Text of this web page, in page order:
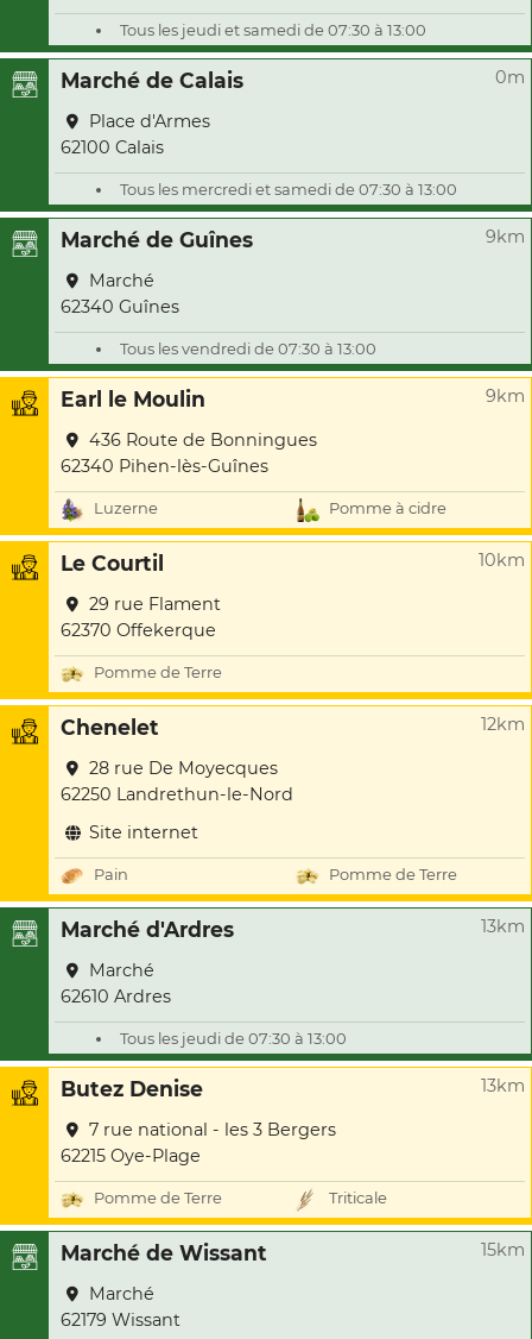
Tous les jeudi et samedi de 07:30 à 13:00
Marché de Calais 0m
Place d'Armes
62100 Calais
Tous les mercredi et samedi de 07:30 à 13:00
Marché de Guînes 9km
Marché
62340 Guînes
Tous les vendredi de 07:30 à 13:00
Earl le Moulin 9km
436 Route de Bonningues
62340 Pihen-lès-Guînes
Luzerne Pomme à cidre
Le Courtil 10km
29 rue Flament
62370 Offekerque
Pomme de Terre
Chenelet 12km
28 rue De Moyecques
62250 Landrethun-le-Nord
Site internet
Pain Pomme de Terre
Marché d'Ardres 13km
Marché
62610 Ardres
Tous les jeudi de 07:30 à 13:00
Butez Denise 13km
7 rue national - les 3 Bergers
62215 Oye-Plage
Pomme de Terre Triticale
Marché de Wissant 15km
Marché
62179 Wissant